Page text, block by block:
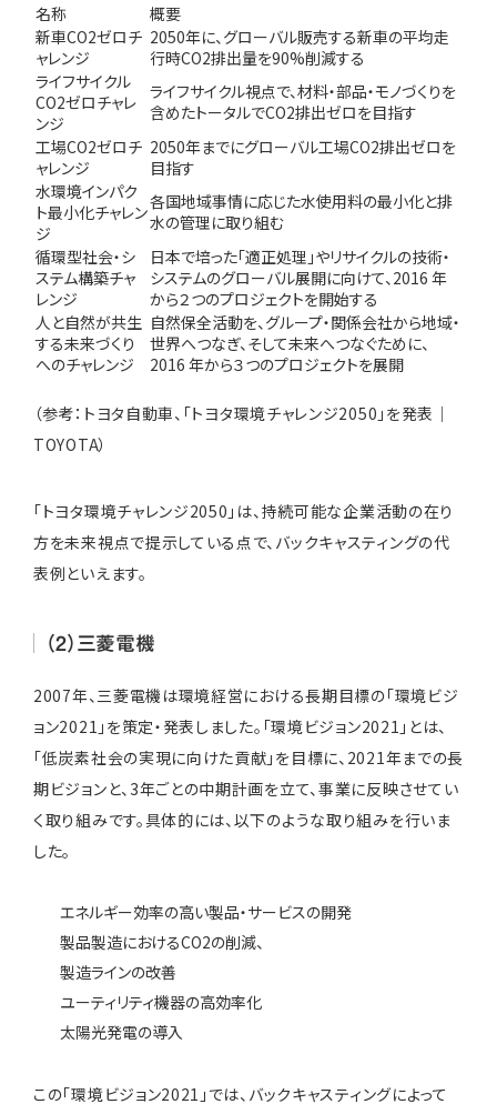
名称
概要
新車CO2ゼロチ
ャレンジ
2050年に、グローバル販売する新車の平均走
行時CO2排出量を90%削減する
ライフサイクル
CO2ゼロチャレ
ンジ
ライフサイクル視点で、材料・部品・モノづくりを
含めたトータルでCO2排出ゼロを目指す
工場CO2ゼロチ
ャレンジ
2050年までにグローバル工場CO2排出ゼロを
目指す
水環境インパク
ト最小化チャレン
ジ
各国地域事情に応じた水使用料の最小化と排
水の管理に取り組む
循環型社会・シ
ステム構築チャ
レンジ
日本で培った「適正処理」やリサイクルの技術・
システムのグローバル展開に向けて、2016 年
から２つのプロジェクトを開始する
人と自然が共生
する未来づくり
へのチャレンジ
自然保全活動を、グループ・関係会社から地域・
世界へつなぎ、そして未来へつなぐために、
2016 年から３つのプロジェクトを展開
（参考： トヨタ自動車、「トヨタ環境チャレンジ2050」を発表｜
TOYOTA）
「トヨタ環境チャレンジ2050」は、持続可能な企業活動の在り
方を未来視点で提示している点で、バックキャスティングの代
表例といえます。
（2）三菱電機
2007年、三菱電機は環境経営における長期目標の「環境ビジ
ョン2021」を策定・発表しました。「環境ビジョン2021」とは、
「低炭素社会の実現に向けた貢献」を目標に、2021年までの長
期ビジョンと、3年ごとの中期計画を立て、事業に反映させてい
く取り組みです。具体的には、以下のような取り組みを行いま
した。
エネルギー効率の高い製品・サービスの開発
製品製造におけるCO2の削減、
製造ラインの改善
ユーティリティ機器の高効率化
太陽光発電の導入
この「環境ビジョン2021」では、バックキャスティングによって